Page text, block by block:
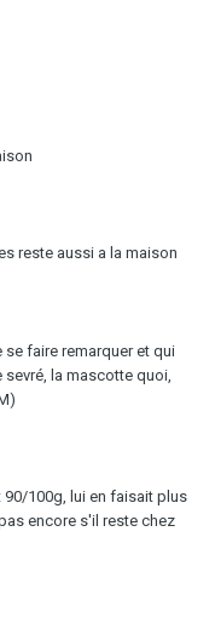
reste aussi a la maison
se faire remarquer et qui
la mascotte quoi,
100g, lui en faisait plus
encore s'il reste chez